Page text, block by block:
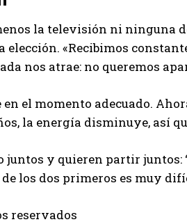
la televisión ni ninguna
elección. «Recibimos
nos atrae: no queremos
el momento adecuado.
la energía disminuye, así
y quieren partir juntos:
de los dos primeros es muy
reservados